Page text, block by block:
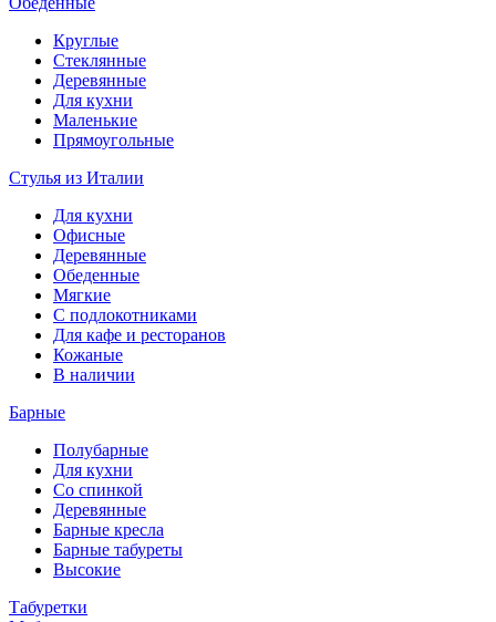
Круглые
Стеклянные
Деревянные
Для кухни
Маленькие
Прямоугольные
Стулья из Италии
Для кухни
Офисные
Деревянные
Обеденные
Мягкие
С подлокотниками
Для кафе и ресторанов
Кожаные
В наличии
Барные
Полубарные
Для кухни
Со спинкой
Деревянные
Барные кресла
Барные табуреты
Высокие
Табуретки